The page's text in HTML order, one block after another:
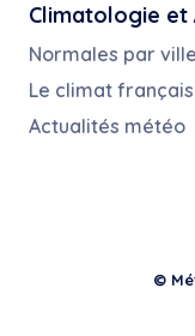
Climatologie et
Normales par
Le climat français
Actualités météo
©